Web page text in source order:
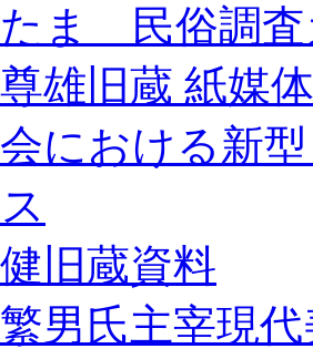
ま 民俗調査
雄旧蔵 紙媒
における新
旧蔵資料
男氏主宰現